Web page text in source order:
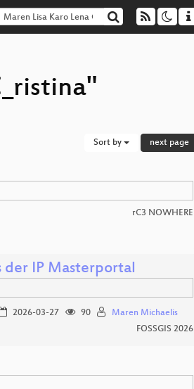
Sort by next page
rC3 NOWHERE
der IP Masterportal
2026-03-27 90
Maren Michaelis
FOSSGIS 2026